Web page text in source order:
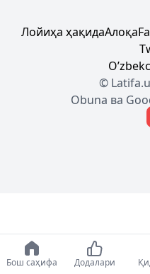
Лойиҳа ҳақидаАлоқа
©
Obuna ва
Бош саҳифа Додалари